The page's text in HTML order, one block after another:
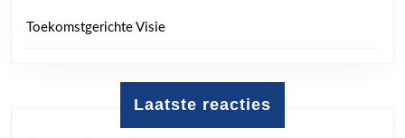
Toekomstgerichte Visie
Laatste reacties